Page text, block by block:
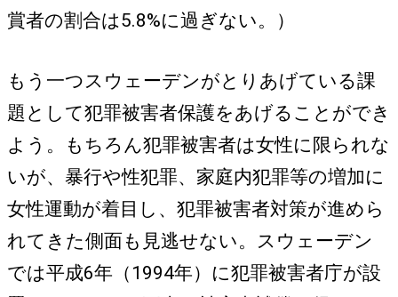
賞者の割合は5.8%に過ぎない。）
もう一つスウェーデンがとりあげている課
題として犯罪被害者保護をあげることができ
よう。もちろん犯罪被害者は女性に限られな
いが、暴行や性犯罪、家庭内犯罪等の増加に
女性運動が着目し、犯罪被害者対策が進めら
れてきた側面も見逃せない。スウェーデン
では平成6年（1994年）に犯罪被害者庁が設